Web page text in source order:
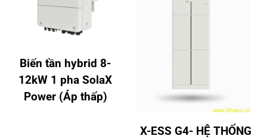
Biến tần hybrid 8-
12kW 1 pha SolaX
Power (Áp thấp)
X-ESS G4- HỆ THỐNG